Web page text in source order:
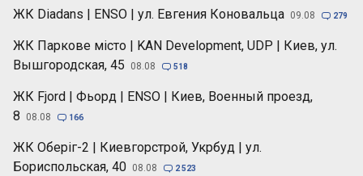
ЖК Diadans | ENSO | ул. Евгения Коновальца 09.08  279
ЖК Паркове місто | KAN Development, UDP | Киев, ул.
Вышгородская, 45
08.08  518
ЖК Fjord | Фьорд | ENSO | Киев, Военный проезд,
8
08.08  166
ЖК Оберіг-2 | Киевгорстрой, Укрбуд | ул.
Бориспольская, 40 08.08  2 523